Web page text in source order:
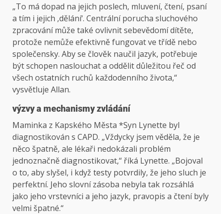
„To má dopad na jejich poslech, mluvení, čtení, psaní
a tím i jejich ‚dělání‘. Centrální porucha sluchového
zpracování může také ovlivnit sebevědomí dítěte,
protože nemůže efektivně fungovat ve třídě nebo
společensky. Aby se člověk naučil jazyk, potřebuje
být schopen naslouchat a oddělit důležitou řeč od
všech ostatních ruchů každodenního života,“
vysvětluje Allan.
výzvy a mechanismy zvládání
Maminka z Kapského Města *Syn Lynette byl
diagnostikován s CAPD. „Vždycky jsem věděla, že je
něco špatně, ale lékaři nedokázali problém
jednoznačně diagnostikovat,“ říká Lynette. „Bojoval
o to, aby slyšel, i když testy potvrdily, že jeho sluch je
perfektní. Jeho slovní zásoba nebyla tak rozsáhlá
jako jeho vrstevníci a jeho jazyk, pravopis a čtení byly
velmi špatné.“